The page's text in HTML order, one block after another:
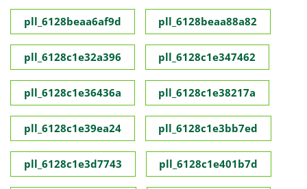
pll_6128beaa6af9d pll_6128beaa88a82
pll_6128c1e32a396 pll_6128c1e347462
pll_6128c1e36436a pll_6128c1e38217a
pll_6128c1e39ea24 pll_6128c1e3bb7ed
pll_6128c1e3d7743 pll_6128c1e401b7d